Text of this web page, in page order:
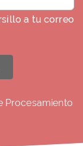
a tu correo
Procesamiento